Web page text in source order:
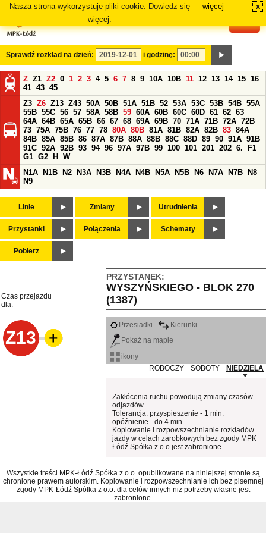
Nasza strona wykorzystuje pliki cookie. Dowiedz się
więcej.
więcej x
Sprawdź rozkład na dzień: i godzinę:
Z Z1 Z2 0 1 2 3 4 5 6 7 8 9 10A 10B 11 12 13 14 15 16
41 43 45
Z3 Z6 Z13 Z43 50A 50B 51A 51B 52 53A 53C 53B 54B 55A
55B 55C 56 57 58A 58B 59 60A 60B 60C 60D 61 62 63
64A 64B 65A 65B 66 67 68 69A 69B 70 71A 71B 72A 72B
73 75A 75B 76 77 78 80A 80B 81A 81B 82A 82B 83 84A
84B 85A 85B 86 87A 87B 88A 88B 88C 88D 89 90 91A 91B
91C 92A 92B 93 94 96 97A 97B 99 100 101 201 202 6.
F1
G1 G2 H
W
N1A
N1B N2 N3A N3B N4A N4B N5A N5B N6 N7A N7B
N8
N9
Linie Zmiany Utrudnienia
Przystanki Połączenia Schematy
Pobierz
PRZYSTANEK:
WYSZYŃSKIEGO - BLOK 270
(1387)
Czas przejazdu
dla:
Z13
Przesiadki
Kierunki
Pokaż na mapie
ikony
ROBOCZY
SOBOTY NIEDZIELA
Zakłócenia ruchu powodują zmiany czasów
odjazdów
Tolerancja: przyspieszenie - 1 min.
opóźnienie - do 4 min.
Kopiowanie i rozpowszechnianie rozkładów
jazdy w celach zarobkowych bez zgody MPK
Łódź Spółka z o.o jest zabronione.
Wszystkie treści MPK-Łódź Spółka z o.o. opublikowane na niniejszej stronie są
chronione prawem autorskim. Kopiowanie i rozpowszechnianie ich bez pisemnej
zgody MPK-Łódź Spółka z o.o. dla celów innych niż potrzeby własne jest
zabronione.